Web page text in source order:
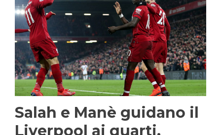
Salah e Manè guidano il
Liverpool ai quarti,